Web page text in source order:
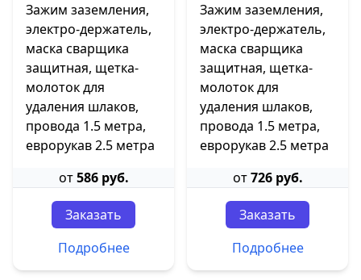
Зажим заземления,
электро-держатель,
маска сварщика
защитная, щетка-
молоток для
удаления шлаков,
провода 1.5 метра,
еврорукав 2.5 метра
от586 руб.
Заказать
Подробнее
Зажим заземления,
электро-держатель,
маска сварщика
защитная, щетка-
молоток для
удаления шлаков,
провода 1.5 метра,
еврорукав 2.5 метра
от726 руб.
Заказать
Подробнее